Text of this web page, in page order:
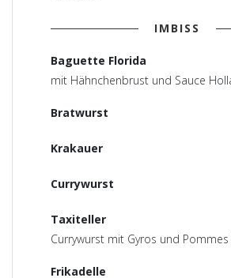
IMBISS
Baguette Florida
mit Hähnchenbrust und Sauce
Bratwurst
Krakauer
Currywurst
Taxiteller
Currywurst mit Gyros und
Frikadelle